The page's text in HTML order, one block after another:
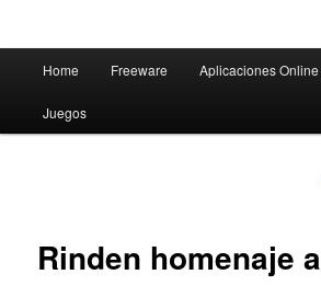
Skip
to
Home Freeware Aplicaciones Online
Juegos
Rinden homenaje a